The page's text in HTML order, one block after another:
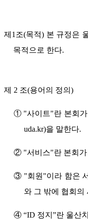
제1조(목적) 본 규정은
목적으로 한다.
제 2 조(용어의 정의)
① "사이트"란 본회가
uda.kr)을 말한다.
② "서비스"란 본회가
③ "회원"이라 함은
와 그 밖에 협회의
④ “ID 정지”란 울산